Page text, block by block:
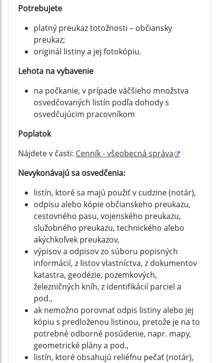
Potrebujete
platný preukaz totožnosti – občiansky
preukaz;
originál listiny a jej fotokópiu.
Lehota na vybavenie
na počkanie, v prípade väčšieho množstva
osvedčovaných listín podľa dohody s
osvedčujúcim pracovníkom
Poplatok
Nájdete v časti: Cenník - všeobecná správa
Nevykonávajú sa osvedčenia:
listín, ktoré sa majú použiť v cudzine (notár),
odpisu alebo kópie občianskeho preukazu,
cestovného pasu, vojenského preukazu,
služobného preukazu, technického alebo
akýchkoľvek preukazov,
výpisov a odpisov zo súboru popisných
informácií, z listov vlastníctva, z dokumentov
katastra, geodézie, pozemkových,
železničných kníh, z identifikácií parciel a
pod.,
ak nemožno porovnať odpis listiny alebo jej
kópiu s predloženou listinou, pretože je na to
potrebné odborné posúdenie, napr. mapy,
geometrické plány a pod.,
listín, ktoré obsahujú reliéfnu pečať (notár),